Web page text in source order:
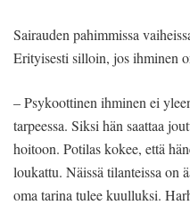
Sairauden pahimmissa
Erityisesti silloin, jos ihminen
– Psykoottinen ihminen ei
tarpeessa. Siksi hän saattaa
hoitoon. Potilas kokee, että
loukattu. Näissä tilanteissa on
oma tarina tulee kuulluksi.